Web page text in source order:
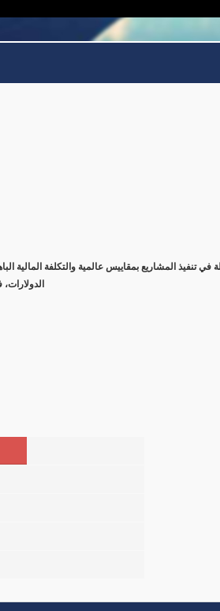
في تنفيذ المشاريع بمقاييس عالمية والتكلفة